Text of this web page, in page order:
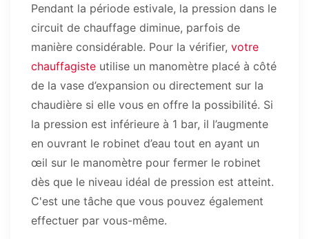
Pendant la période estivale, la pression dans le
circuit de chauffage diminue, parfois de
manière considérable. Pour la vérifier, votre
chauffagiste utilise un manomètre placé à côté
de la vase d’expansion ou directement sur la
chaudière si elle vous en offre la possibilité. Si
la pression est inférieure à 1 bar, il l’augmente
en ouvrant le robinet d’eau tout en ayant un
œil sur le manomètre pour fermer le robinet
dès que le niveau idéal de pression est atteint.
C'est une tâche que vous pouvez également
effectuer par vous-même.